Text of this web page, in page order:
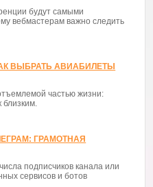
будут самыми
вебмастерам важно следить
ВЫБРАТЬ АВИАБИЛЕТЫ
частью жизни:
близким.
ГРАМОТНАЯ
подписчиков канала или
сервисов и ботов